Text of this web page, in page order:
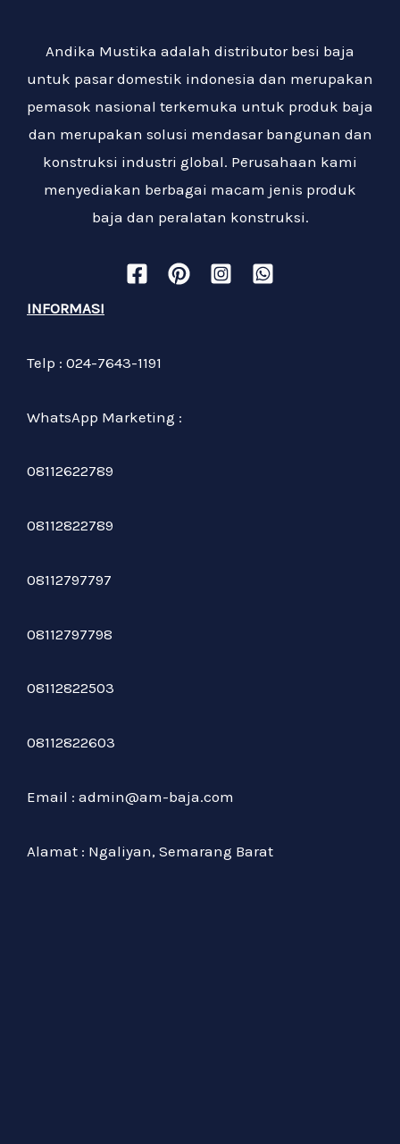
Andika Mustika adalah distributor besi baja
untuk pasar domestik indonesia dan merupakan
pemasok nasional terkemuka untuk produk baja
dan merupakan solusi mendasar bangunan dan
konstruksi industri global. Perusahaan kami
menyediakan berbagai macam jenis produk
baja dan peralatan konstruksi.
INFORMASI
Telp : 024-7643-1191
WhatsApp Marketing :
08112622789
08112822789
08112797797
08112797798
08112822503
08112822603
Email : admin@am-baja.com
Alamat : Ngaliyan, Semarang Barat